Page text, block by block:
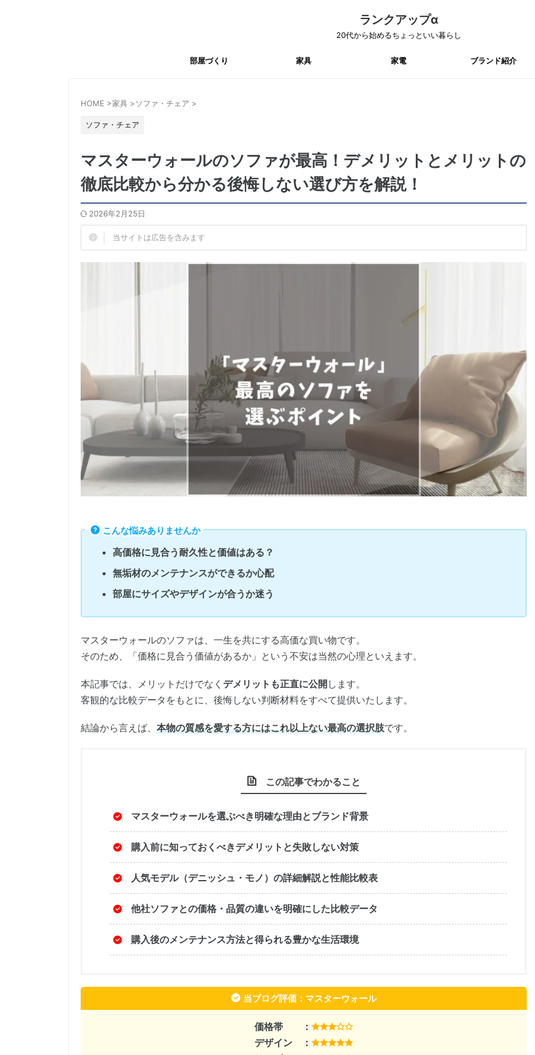
ランクアップα
20代から始めるちょっといい暮らし
部屋づくり 家具 家電 ブランド紹介
HOME >家具 >ソファ・チェア >
ソファ・チェア
マスターウォールのソファが最高！デメリットとメリットの
徹底比較から分かる後悔しない選び方を解説！
2026年2月25日
当サイトは広告を含みます
こんな悩みありませんか
高価格に見合う耐久性と価値はある？
無垢材のメンテナンスができるか心配
部屋にサイズやデザインが合うか迷う
マスターウォールのソファは、一生を共にする高価な買い物です。
そのため、「価格に見合う価値があるか」という不安は当然の心理といえます。
本記事では、メリットだけでなく デメリットも正直に公開 します。
客観的な比較データをもとに、後悔しない判断材料をすべて提供いたします。
結論から言えば、 本物の質感を愛する方にはこれ以上ない最高の選択肢です。
この記事でわかること
マスターウォールを選ぶべき明確な理由とブランド背景
購入前に知っておくべきデメリットと失敗しない対策
人気モデル（デニッシュ・モノ）の詳細解説と性能比較表
他社ソファとの価格・品質の違いを明確にした比較データ
購入後のメンテナンス方法と得られる豊かな生活環境
当ブログ評価：マスターウォール
価格帯 ：
デザイン ：